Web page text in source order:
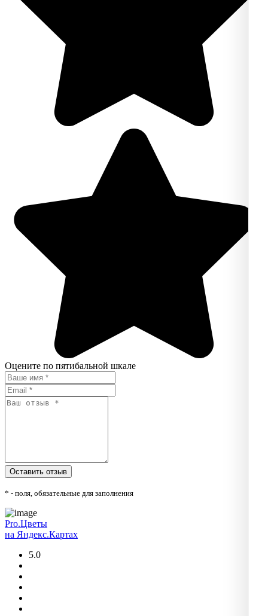
Оцените по пятибальной шкале
* - поля, обязательные для заполнения
Pro.Цветы
на Яндекс.Картах
5.0